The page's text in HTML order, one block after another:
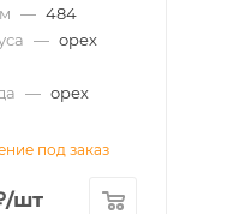
— 484
— орех
— орех
под заказ
/шт